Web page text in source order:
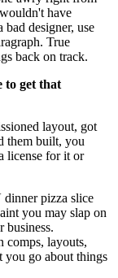
have
designer, use
True
back on track.
to get that
layout, got
them built, you
license for it or
pizza slice
you may slap on
business.
comps, layouts,
go about things